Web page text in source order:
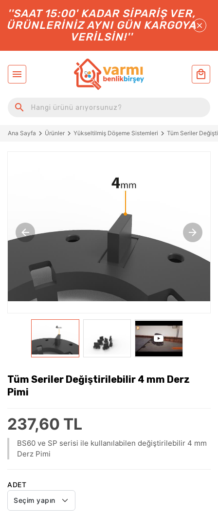
''SAAT 15:00' KADAR SIPARIŞ VER,
ÜRÜNLERINIZ AYNI GÜN KARGOYA
VERILSIN!''
Ana Sayfa Ürünler Yükseltilmiş Döşeme Sistemleri Tüm Seriler
Tüm Seriler Değiştirilebilir 4 mm Derz
Pimi
237,60 TL
BS60 ve SP serisi ile kullanılabilen değiştirilebilir 4 mm
Derz Pimi
ADET